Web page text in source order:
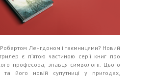
Ленгдоном і таємницями? Новий
є п’ятою частиною серії книг про
професора, знавця симвології. Цього
його новій супутниці у пригодах,